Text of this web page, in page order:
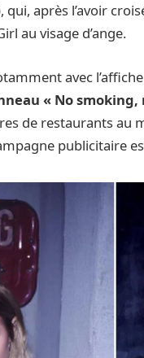
après l’avoir
au visage d’ange.
avec
« No smoking,
de restaurants au
publicitaire